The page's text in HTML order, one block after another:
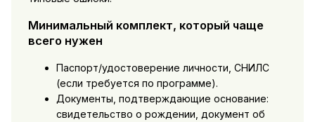
Минимальный комплект, который чаще
всего нужен
Паспорт/удостоверение личности, СНИЛС
(если требуется по программе).
Документы, подтверждающие основание:
свидетельство о рождении, документ об